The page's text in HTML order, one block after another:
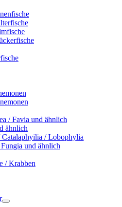
/ Favia und ähnlich
ähnlich
/ Lobophylia
und ähnlich
/ Krabben